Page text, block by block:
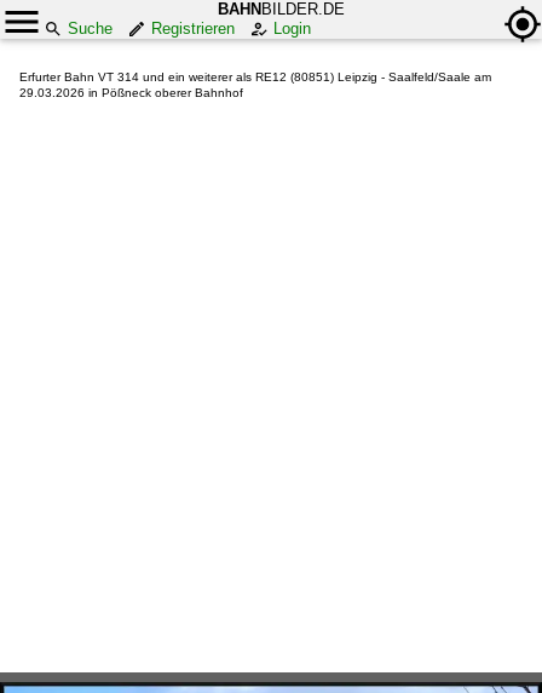
BAHN BILDER.DE
Suche
Registrieren Login
Erfurter Bahn VT 314 und ein weiterer als RE12 (80851) Leipzig - Saalfeld/Saale am
29.03.2026 in Pößneck oberer Bahnhof